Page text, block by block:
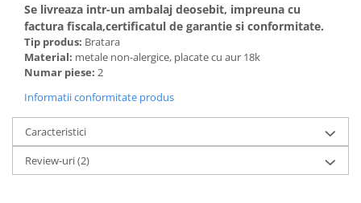
Se livreaza intr-un ambalaj deosebit, impreuna cu
factura fiscala,certificatul de garantie si conformitate.
Tip produs: Bratara
Material: metale non-alergice, placate cu aur 18k
Numar piese: 2
Informatii conformitate produs
Caracteristici
Review-uri(2)